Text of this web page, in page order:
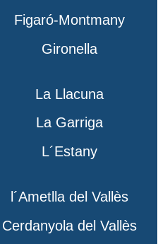
Figaró-Montmany
Gironella
La Llacuna
La Garriga
L´Estany
l´Ametlla del Vallès
Cerdanyola del Vallès